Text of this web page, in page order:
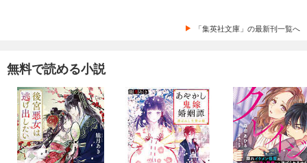
「集英社文庫」の最新刊一覧へ
無料で読める小説